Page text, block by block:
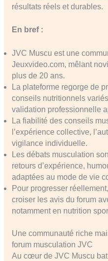
résultats réels et durables.
En bref :
JVC Muscu est une
Jeuxvideo.com, mêlant
plus de 20 ans.
La plateforme regorge de
conseils nutritionnels
validation professionnelle
La fiabilité des conseils
l’expérience collective,
vigilance individuelle.
Les débats musculation
retours d’expérience,
adaptées au mode de vie
Pour progresser
croiser les avis du forum
notamment en nutrition
Une communauté riche
forum musculation JVC
Au cœur de JVC Muscu